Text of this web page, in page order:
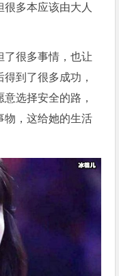
多本应该由大人
了很多事情，也让
到了很多成功，
选择安全的路，
物，这给她的生活